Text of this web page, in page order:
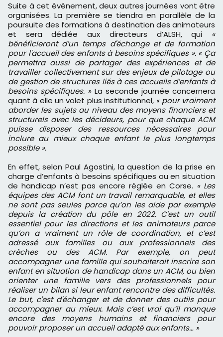
Suite à cet événement, deux autres journées vont être
organisées. La première se tiendra en parallèle de la
poursuite des formations à destination des animateurs
et sera dédiée aux directeurs d’ALSH, qui «
bénéficieront d’un temps d'échange et de formation
pour l'accueil des enfants à besoins spécifiques ». « Ça
permettra aussi de partager des expériences et de
travailler collectivement sur des enjeux de pilotage ou
de gestion de structures liés à ces accueils d’enfants à
besoins spécifiques. » La seconde journée concernera
quant à elle un volet plus institutionnel, « pour vraiment
aborder les sujets au niveau des moyens financiers et
structurels avec les décideurs, pour que chaque ACM
puisse disposer des ressources nécessaires pour
inclure au mieux chaque enfant le plus longtemps
possible ».
En effet, selon Paul Agostini, la question de la prise en
charge d’enfants à besoins spécifiques ou en situation
de handicap n’est pas encore réglée en Corse. « Les
équipes des ACM font un travail remarquable, et elles
ne sont pas seules parce qu’on les aide par exemple
depuis la création du pôle en 2022. C'est un outil
essentiel pour les directions et les animateurs parce
qu’on a vraiment un rôle de coordination, et c’est
adressé aux familles ou aux professionnels des
crèches ou des ACM. Par exemple, on peut
accompagner une famille qui souhaiterait inscrire son
enfant en situation de handicap dans un ACM, ou bien
orienter une famille vers des professionnels pour
réaliser un bilan si leur enfant rencontre des difficultés.
Le but, c'est d'échanger et de donner des outils pour
accompagner au mieux. Mais c’est vrai qu’il manque
encore des moyens humains et financiers pour
pouvoir proposer un accueil adapté aux enfants… »